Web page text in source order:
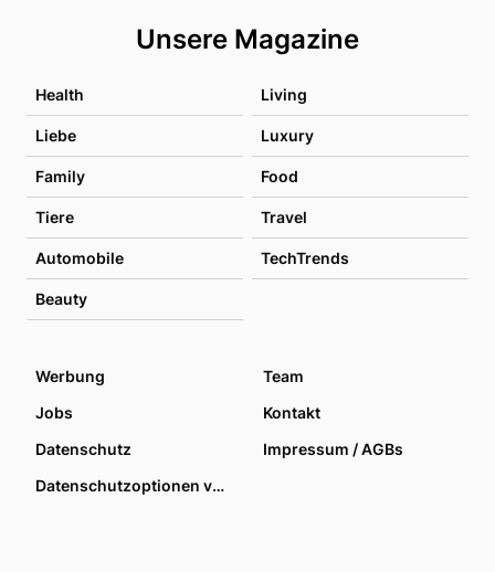
Unsere Magazine
Health Living
Liebe Luxury
Family Food
Tiere Travel
Automobile TechTrends
Beauty
Werbung
Team
Jobs
Kontakt
Datenschutz
Impressum / AGBs
Datenschutzoptionen verwalten